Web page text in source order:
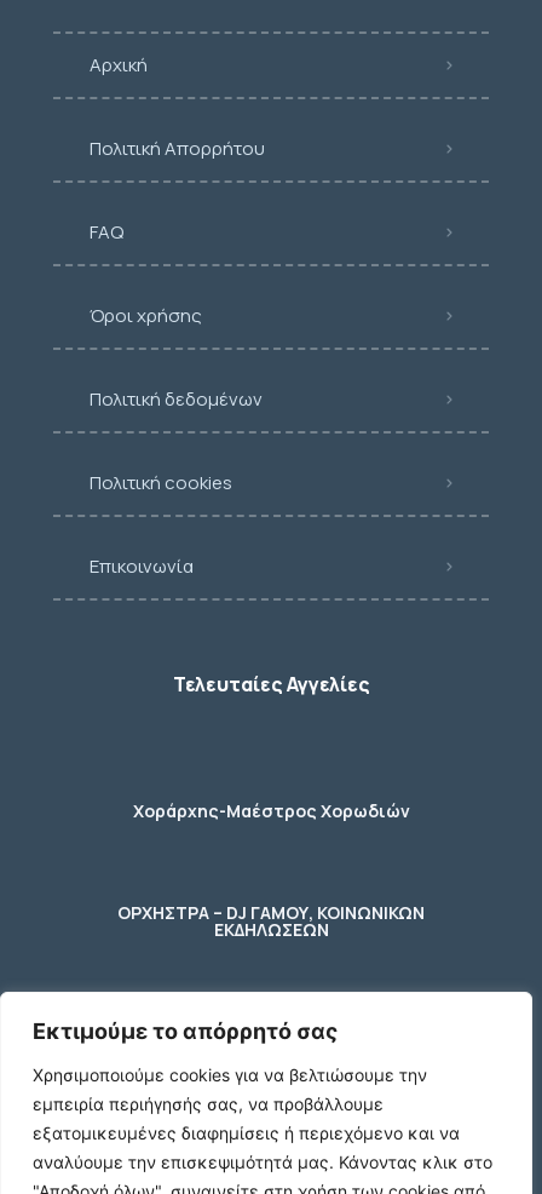
Εκτιμούμε το απόρρητό σας
Χρησιμοποιούμε cookies για να βελτιώσουμε την
εμπειρία περιήγησής σας, να προβάλλουμε
εξατομικευμένες διαφημίσεις ή περιεχόμενο και να
αναλύουμε την επισκεψιμότητά μας. Κάνοντας κλικ στο
Αρχική
Πολιτική Απορρήτου
FAQ
Όροι χρήσης
Πολιτική δεδομένων
Πολιτική cookies
Επικοινωνία
Τελευταίες Αγγελίες
Χοράρχης-Μαέστρος Χορωδιών
ΟΡΧΗΣΤΡΑ – DJ ΓΑΜΟΥ, ΚΟΙΝΩΝΙΚΩΝ
ΕΚΔΗΛΩΣΕΩΝ
φύλακας – κηπουρος
2 Ποτήρια μπύρας ενός λίτρου (1 L)
γυάλινα με χερούλι
€10